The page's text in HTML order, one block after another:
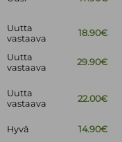
Uutta
vastaava
18.90€
Uutta
vastaava
29.90€
Uutta
vastaava
22.00€
Hyvä
14.90€